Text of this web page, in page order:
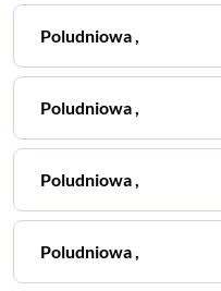
Poludniowa,
Poludniowa,
Poludniowa,
Poludniowa,